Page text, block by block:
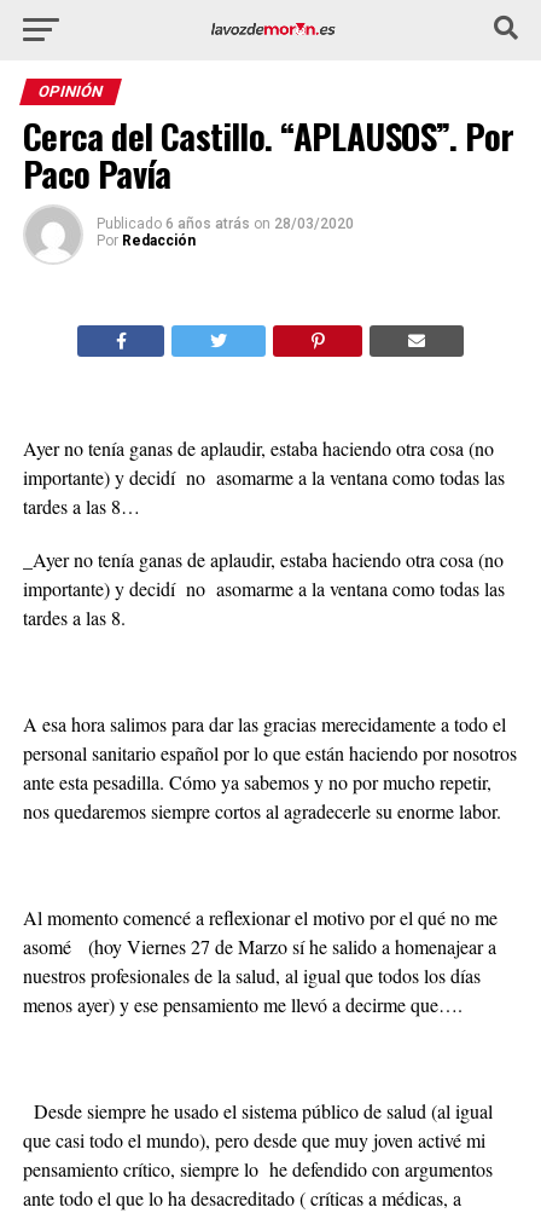
OPINIÓN
Cerca del Castillo. “APLAUSOS”. Por
Paco Pavía
Publicado 6 años atrás on 28/03/2020
Por Redacción
Ayer no tenía ganas de aplaudir, estaba haciendo otra cosa (no
importante) y decidí no asomarme a la ventana como todas las
tardes a las 8…
_Ayer no tenía ganas de aplaudir, estaba haciendo otra cosa (no
importante) y decidí no asomarme a la ventana como todas las
tardes a las 8.
A esa hora salimos para dar las gracias merecidamente a todo el
personal sanitario español por lo que están haciendo por nosotros
ante esta pesadilla. Cómo ya sabemos y no por mucho repetir,
nos quedaremos siempre cortos al agradecerle su enorme labor.
Al momento comencé a reflexionar el motivo por el qué no me
asomé (hoy Viernes 27 de Marzo sí he salido a homenajear a
nuestros profesionales de la salud, al igual que todos los días
menos ayer) y ese pensamiento me llevó a decirme que….
Desde siempre he usado el sistema público de salud (al igual
que casi todo el mundo), pero desde que muy joven activé mi
pensamiento crítico, siempre lo he defendido con argumentos
ante todo el que lo ha desacreditado ( críticas a médicas, a